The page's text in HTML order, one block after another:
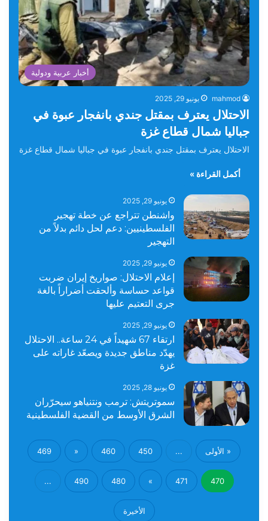
أخبار عربية ودولية
mahmod يونيو 29, 2025
الاحتلال يعترف بمقتل جندي بانفجار عبوة في
جباليا شمال قطاع غزة
الاحتلال يعترف بمقتل جندي بانفجار عبوة في جباليا شمال قطاع غزة
أكمل القراءة »
يونيو 29, 2025
واشنطن تتراجع عن خطة تهجير
الفلسطينيين: دعم لحل دائم بدلاً من
التهجير
يونيو 29, 2025
إعلام الاحتلال: صواريخ إيران ضربت
قواعد حساسة وألحقت أضراراً بالغة
جرى التعتيم عليها
يونيو 29, 2025
ارتقاء 67 شهيداً في 24 ساعة.. الاحتلال
يهدّد مناطق جديدة ويصعّد غاراته على
غزة
يونيو 28, 2025
سموتريتش: ترمب ونتنياهو سيحرّران
الشرق الأوسط من القضية الفلسطينية
« الأولى ...
450
460
«
469
470
471
»
480
490
...
الأخيرة